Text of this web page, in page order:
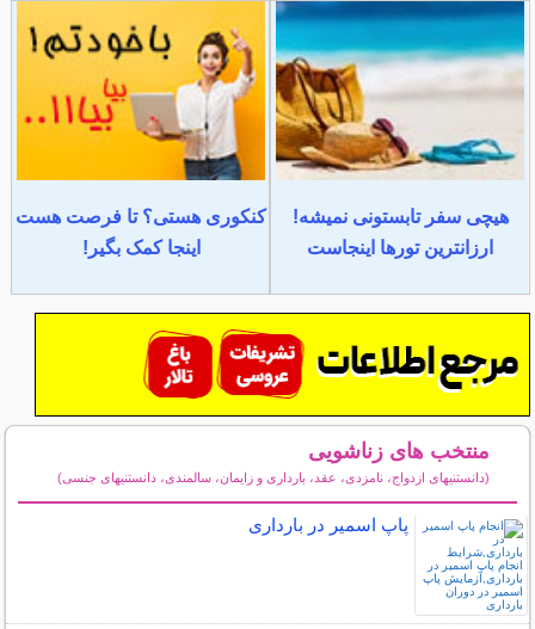
هیچی سفر تابستونی نمیشه!
ارزانترین تورها اینجاست
کنکوری هستی؟ تا فرصت هست
اینجا کمک بگیر!
منتخب های زناشویی
(دانستنیهای ازدواج، نامزدی، عقد، بارداری و زایمان، سالمندی، دانستنیهای جنسی)
پاپ اسمیر در بارداری